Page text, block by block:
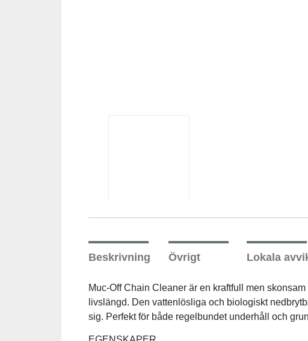
Beskrivning Övrigt Lokala
Muc-Off Chain Cleaner är en kraftfull men
livslängd. Den vattenlösliga och biologiskt
sig. Perfekt för både regelbundet underhåll och